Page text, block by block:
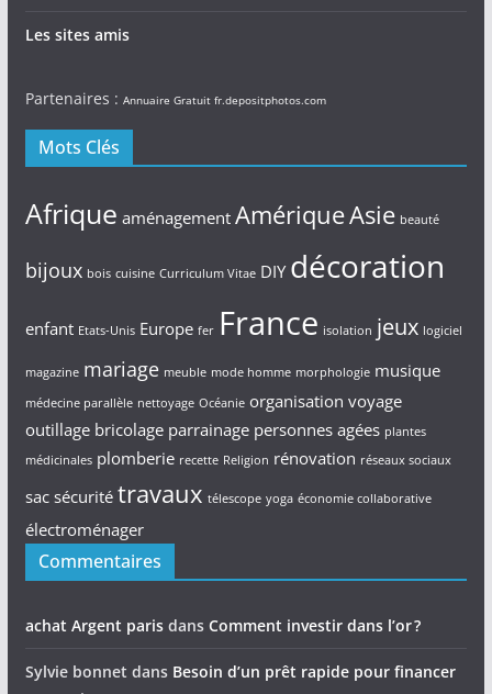
Les sites amis
Partenaires : Annuaire Gratuit fr.depositphotos.com
Mots Clés
Afrique aménagement AmériqueAsie beauté
bijoux bois cuisine Curriculum Vitae DIY décoration
enfant Etats-Unis Europe fer France isolation jeux logiciel
magazine mariage meuble mode homme morphologie musique
médecine parallèle nettoyage Océanie organisation voyage
outillage bricolage parrainage personnes agées plantes
médicinales plomberie recette Religion rénovation réseaux sociaux
sac sécurité travaux télescope yoga économie collaborative
électroménager
Commentaires
achat Argent parisdans Comment investir dans l’or ?
Sylvie bonnet dans Besoin d’un prêt rapide pour financer